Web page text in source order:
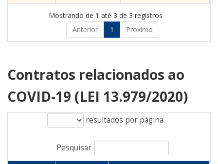
Mostrando de 1 até 3 de 3 registros
Anterior
1 Próximo
Contratos relacionados ao
COVID-19 (LEI 13.979/2020)
resultados por página
Pesquisar